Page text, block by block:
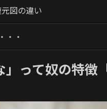
図の違い
・・
って奴の特徴